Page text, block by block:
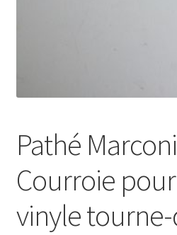
Pathé
Courroie
vinyle